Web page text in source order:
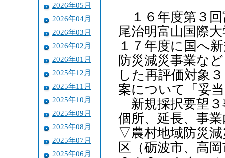
2026年05月
2026年04月
2026年03月
2026年02月
2026年01月
2025年12月
2025年11月
2025年10月
2025年09月
2025年08月
2025年07月
2025年06月
１６年度第３回
尾治明富山国際
１７年度に国へ
防災減災事業な
した再評価対象
案について「妥
新規採択要望３
個所、延長、事
▽農村地域防災
区（砺波市、高